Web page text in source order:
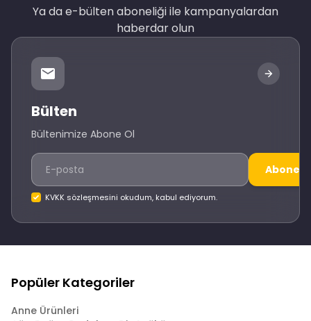
Ya da e-bülten aboneliği ile kampanyalardan
haberdar olun
Bülten
Bültenimize Abone Ol
Abone
KVKK sözleşmesini okudum, kabul ediyorum.
Popüler Kategoriler
Anne Ürünleri